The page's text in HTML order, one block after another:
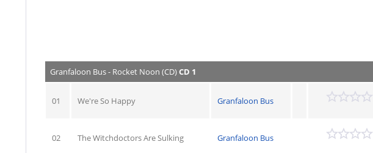
Granfaloon Bus - Rocket Noon (CD)CD 1
01 We're So Happy Granfaloon Bus
02 The Witchdoctors Are Sulking Granfaloon Bus